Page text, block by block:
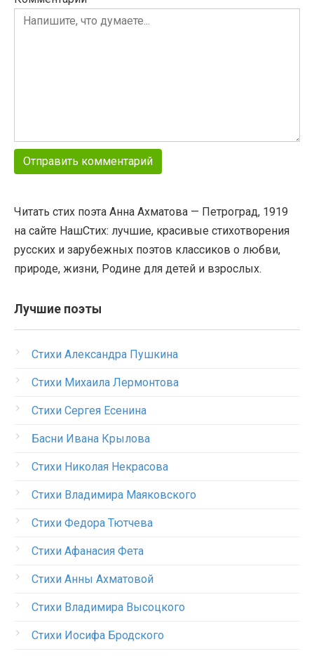
Читать стих поэта Анна Ахматова — Петроград, 1919
на сайте НашСтих: лучшие, красивые стихотворения
русских и зарубежных поэтов классиков о любви,
природе, жизни, Родине для детей и взрослых.
Лучшие поэты
Стихи Александра Пушкина
Стихи Михаила Лермонтова
Стихи Сергея Есенина
Басни Ивана Крылова
Стихи Николая Некрасова
Стихи Владимира Маяковского
Стихи Федора Тютчева
Стихи Афанасия Фета
Стихи Анны Ахматовой
Стихи Владимира Высоцкого
Стихи Иосифа Бродского